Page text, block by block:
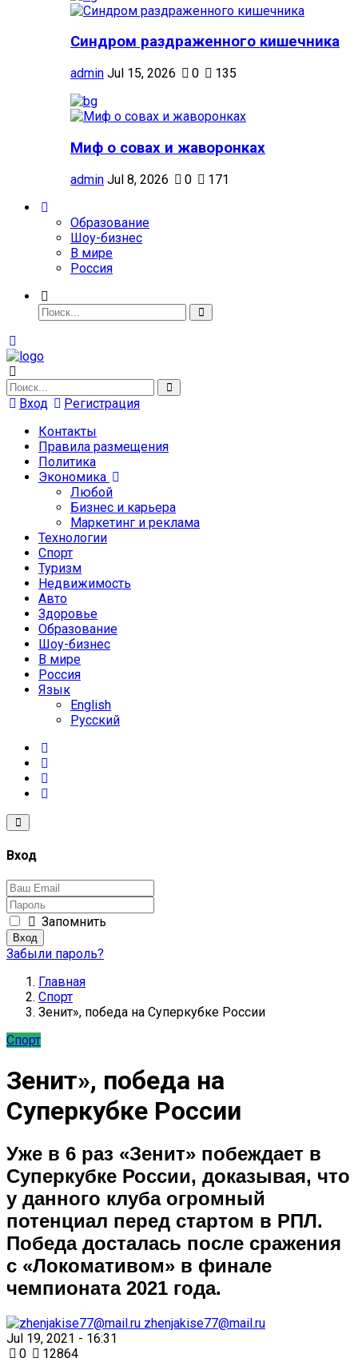
Синдром раздраженного кишечника
admin Jul 15, 2026 0 135
Миф о совах и жаворонках
admin Jul 8, 2026 0 171
Образование
Шоу-бизнес
В мире
Россия
Вход
Регистрация
Контакты
Правила размещения
Политика
Экономика
Любой
Бизнес и карьера
Маркетинг и реклама
Технологии
Спорт
Туризм
Недвижимость
Авто
Здоровье
Образование
Шоу-бизнес
В мире
Россия
Язык
English
Русский
Вход
Запомнить
Вход
Забыли пароль?
Главная
Спорт
Зенит», победа на Суперкубке России
Спорт
Зенит», победа на
Суперкубке России
Уже в 6 раз «Зенит» побеждает в
Суперкубке России, доказывая, что
у данного клуба огромный
потенциал перед стартом в РПЛ.
Победа досталась после сражения
с «Локомативом» в финале
чемпионата 2021 года.
zhenjakise77@mail.ru
Jul 19, 2021 - 16:31
0
12864